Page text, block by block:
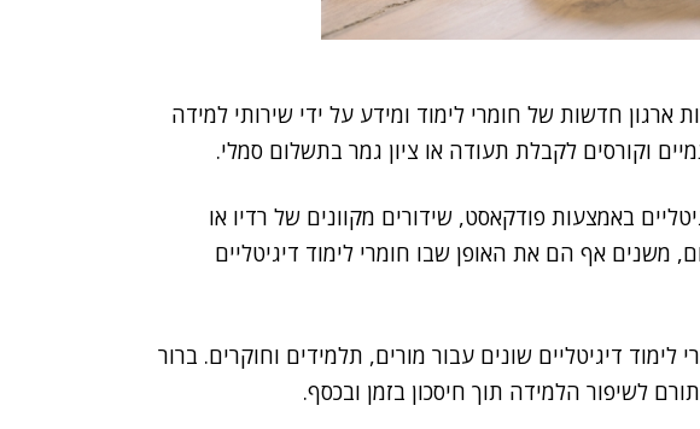
ארגון חדשות של חומרי לימוד ומידע על ידי שירותי למידה
וקורסים לקבלת תעודה או ציון גמר בתשלום סמלי.
באמצעות פודקאסט, שידורים מקוונים של רדיו או
משנים אף הם את האופן שבו חומרי לימוד דיגיטליים
לימוד דיגיטליים שונים עבור מורים, תלמידים וחוקרים. ברור
לשיפור הלמידה תוך חיסכון בזמן ובכסף.